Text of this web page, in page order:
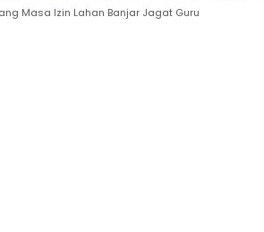
Masa Izin Lahan Banjar Jagat Guru